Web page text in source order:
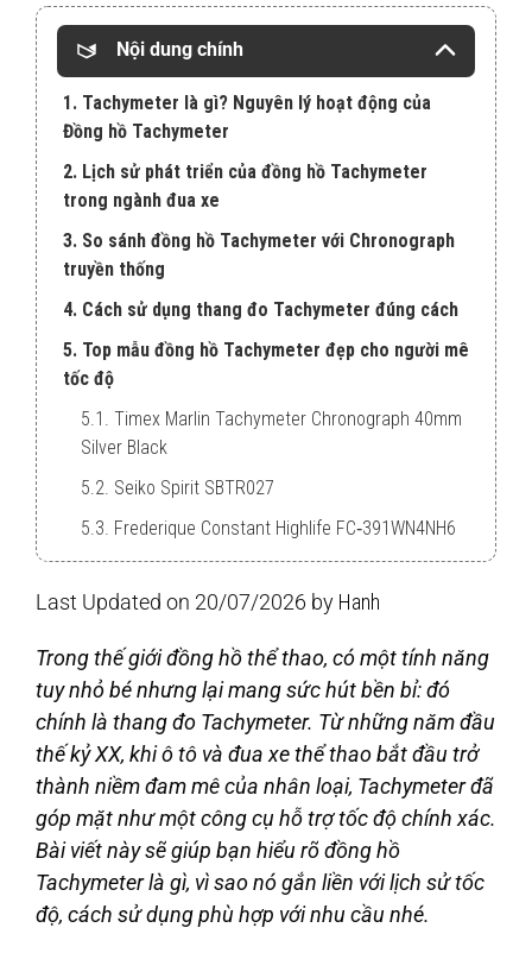
Nội dung chính
1. Tachymeter là gì? Nguyên lý hoạt động của
Đồng hồ Tachymeter
2. Lịch sử phát triển của đồng hồ Tachymeter
trong ngành đua xe
3. So sánh đồng hồ Tachymeter với Chronograph
truyền thống
4. Cách sử dụng thang đo Tachymeter đúng cách
5. Top mẫu đồng hồ Tachymeter đẹp cho người mê
tốc độ
5.1. Timex Marlin Tachymeter Chronograph 40mm
Silver Black
5.2. Seiko Spirit SBTR027
5.3. Frederique Constant Highlife FC‑391WN4NH6
Last Updated on 20/07/2026 by Hanh
Trong thế giới đồng hồ thể thao, có một tính năng
tuy nhỏ bé nhưng lại mang sức hút bền bỉ: đó
chính là thang đo Tachymeter. Từ những năm đầu
thế kỷ XX, khi ô tô và đua xe thể thao bắt đầu trở
thành niềm đam mê của nhân loại, Tachymeter đã
góp mặt như một công cụ hỗ trợ tốc độ chính xác.
Bài viết này sẽ giúp bạn hiểu rõ đồng hồ
Tachymeter là gì, vì sao nó gắn liền với lịch sử tốc
độ, cách sử dụng phù hợp với nhu cầu nhé.